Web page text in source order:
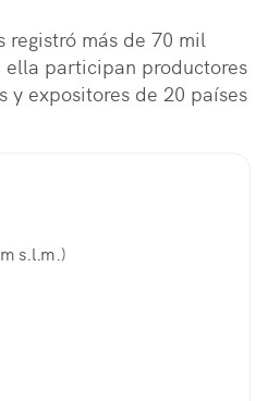
registró más de 70 mil
ella participan productores
y expositores de 20 países
s.l.m.)